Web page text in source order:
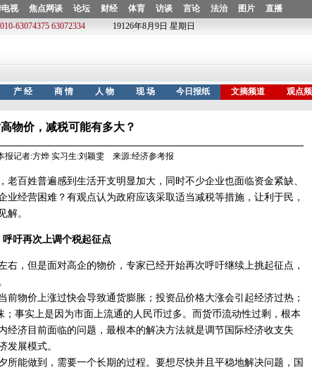
物价，减税可能有多大？
记者:方烨 实习生:刘颖雯 来源:经济参考报
老百姓普遍感到生活开支明显加大，同时不少企业也面临资金紧缺、
经营困难？有观点认为政府应该采取适当减税等措施，让利于民，
解。
呼吁再次上调个税起征点
，但是面对高企的物价，专家已经开始再次呼吁继续上挑起征点，
物价上涨过快会导致通货膨胀；投资品价格大涨会引起经济过热；
事实上是因为市面上流通的人民币过多。而货币流动性过剩，根本
经济目前面临的问题，最根本的解决方法就是调节国际经济收支失
发展模式。
能做到，需要一个长期的过程。要想尽快并且平稳地解决问题，国